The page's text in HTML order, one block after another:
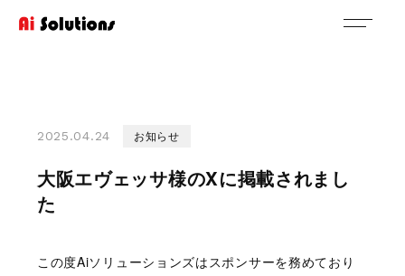
2025.04.24 お知らせ
大阪エヴェッサ様のXに掲載されまし
た
この度Aiソリューションズはスポンサーを務めており